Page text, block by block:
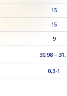
15
15
9
30,98 –
0,3-1